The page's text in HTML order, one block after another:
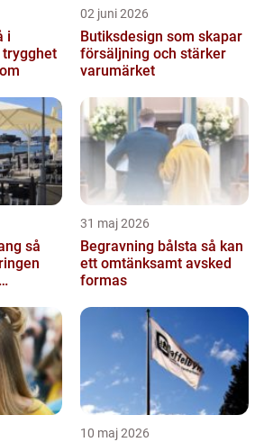
i
02 juni 2026
Butiksdesign som skapar
försäljning och stärker
varumärket
så
31 maj 2026
Begravning bålsta så kan
ett omtänksamt avsked
formas
10 maj 2026